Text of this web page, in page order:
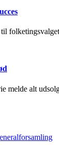
melde alt